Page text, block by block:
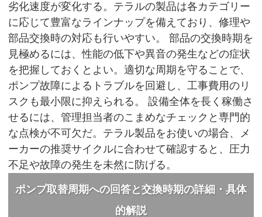
劣化速度が変化する。テラルの製品は各カテゴリー
に応じて豊富なラインナップを備えており、修理や
部品交換時の対応も行いやすい。 部品の交換時期を
見極めるには、性能の低下や異音の発生などの症状
を把握しておくとよい。適切な周期を守ることで、
ポンプ故障によるトラブルを回避し、工事費用のリ
スクも最小限に抑えられる。 設備全体を長く稼働さ
せるには、管理担当者のこまめなチェックと専門的
な点検が不可欠だ。テラル製品をお使いの場合、メ
ーカーの推奨サイクルに合わせて確認すると、圧力
不足や故障の発生を未然に防げる。
ポンプ取替周期への回答と交換時期の詳細・具体
的解説